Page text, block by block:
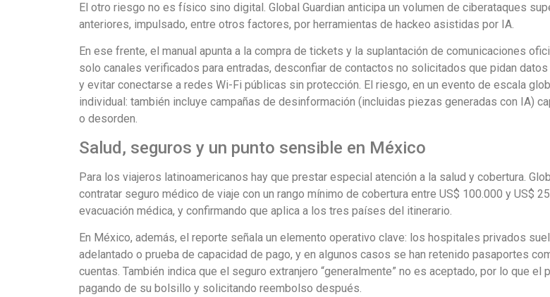
El otro riesgo no es físico sino digital. Global Guardian anticipa un volumen de ciberataques
anteriores, impulsado, entre otros factores, por herramientas de hackeo asistidas por IA.
En ese frente, el manual apunta a la compra de tickets y la suplantación de comunicaciones
solo canales verificados para entradas, desconfiar de contactos no solicitados que pidan
y evitar conectarse a redes Wi-Fi públicas sin protección. El riesgo, en un evento de escala
individual: también incluye campañas de desinformación (incluidas piezas generadas con IA)
o desorden.
Salud, seguros y un punto sensible en México
Para los viajeros latinoamericanos hay que prestar especial atención a la salud y cobertura.
contratar seguro médico de viaje con un rango mínimo de cobertura entre US$ 100.000 y US$
evacuación médica, y confirmando que aplica a los tres países del itinerario.
En México, además, el reporte señala un elemento operativo clave: los hospitales privados
adelantado o prueba de capacidad de pago, y en algunos casos se han retenido pasaportes
cuentas. También indica que el seguro extranjero “generalmente” no es aceptado, por lo que el
pagando de su bolsillo y solicitando reembolso después.